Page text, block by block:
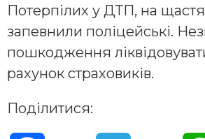
Потерпілих у ДТП, на
запевнили поліцейські.
пошкодження
рахунок страховиків.
Поділитися: